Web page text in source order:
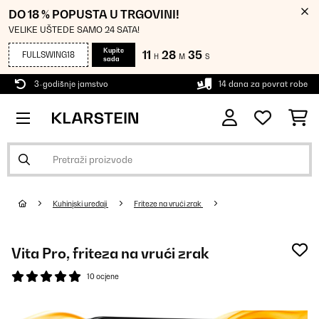
DO 18 % POPUSTA U TRGOVINI!
VELIKE UŠTEDE SAMO 24 SATA!
FULLSWING18
Kupite
sada
11 H 28 M 34 S
3-godišnje jamstvo 14 dana za povrat robe
Kuhinjski uređaji Friteze na vrući zrak
Vita Pro, friteza na vrući zrak
10 ocjene